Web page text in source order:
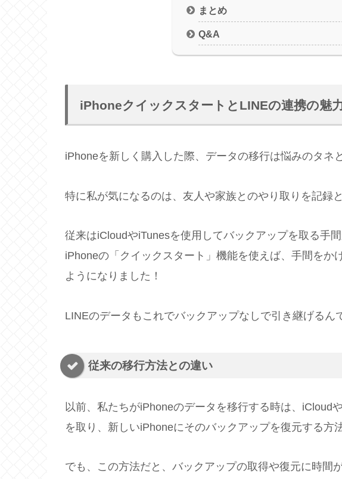
まとめ
Q&A
iPhoneクイックスタートとLINEの連携の魅
iPhoneを新しく購入した際、データの移行は悩みのタネ
特に私が気になるのは、友人や家族とのやり取りを記録
従来はiCloudやiTunesを使用してバックアップを取る手
iPhoneの「クイックスタート」機能を使えば、手間をか
ようになりました！
LINEのデータもこれでバックアップなしで引き継げるん
従来の移行方法との違い
以前、私たちがiPhoneのデータを移行する時は、iCloud
を取り、新しいiPhoneにそのバックアップを復元する方
でも、この方法だと、バックアップの取得や復元に時間